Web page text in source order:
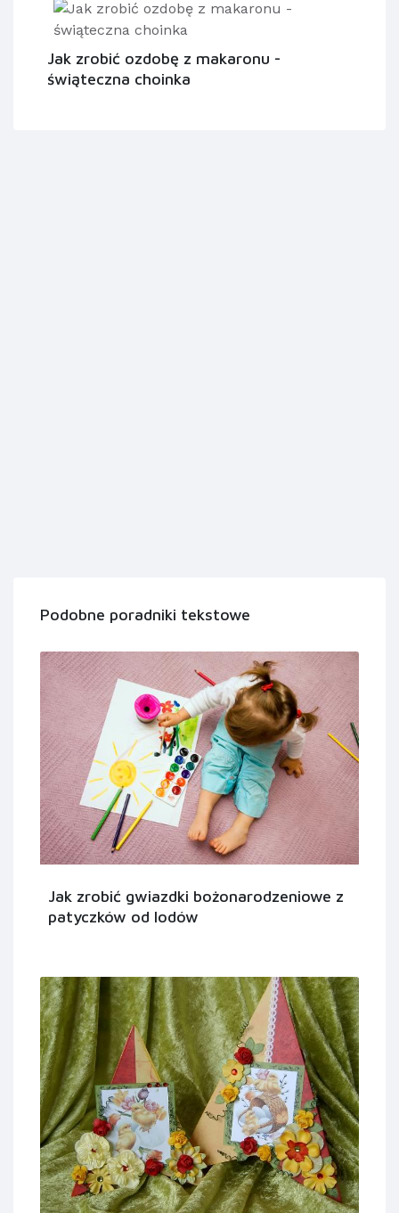
Jak zrobić ozdobę z makaronu -
świąteczna choinka
Podobne poradniki tekstowe
Jak zrobić gwiazdki bożonarodzeniowe z
patyczków od lodów